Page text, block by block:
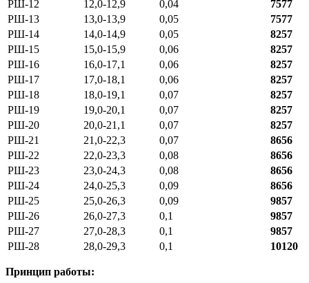
РШ-12
12,0-12,9 0,04 7577
РШ-13
13,0-13,9 0,05
7577
РШ-14
14,0-14,9 0,05
8257
РШ-15
15,0-15,9 0,06
8257
РШ-16
16,0-17,1 0,06
8257
РШ-17
17,0-18,1 0,06
8257
РШ-18
18,0-19,1 0,07
8257
РШ-19
19,0-20,1 0,07
8257
РШ-20
20,0-21,1 0,07
8257
РШ-21
21,0-22,3 0,07
8656
РШ-22
22,0-23,3 0,08
8656
РШ-23
23,0-24,3 0,08
8656
РШ-24
24,0-25,3 0,09
8656
РШ-25
25,0-26,3 0,09
9857
РШ-26
26,0-27,3 0,1
9857
РШ-27
27,0-28,3 0,1
9857
РШ-28
28,0-29,3 0,1 10120
Принцип работы: